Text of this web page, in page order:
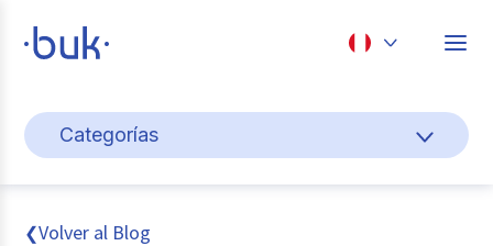
Perú
Categorías
Gestión de personas
Cultura y bienestar laboral
❮Volver al Blog